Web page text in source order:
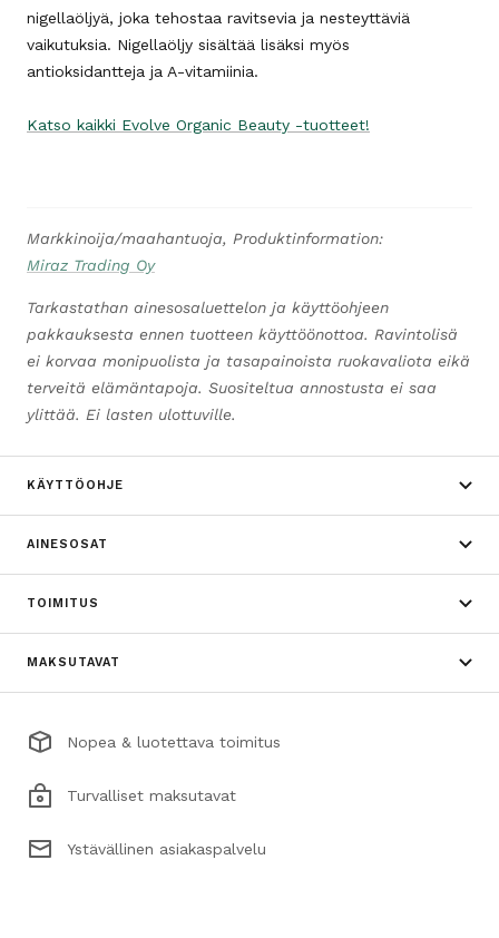
nigellaöljyä, joka tehostaa ravitsevia ja nesteyttäviä
vaikutuksia. Nigellaöljy sisältää lisäksi myös
antioksidantteja ja A-vitamiinia.
Katso kaikki Evolve Organic Beauty -tuotteet!
Markkinoija/maahantuoja, Produktinformation:
Miraz Trading Oy
Tarkastathan ainesosaluettelon ja käyttöohjeen
pakkauksesta ennen tuotteen käyttöönottoa. Ravintolisä
ei korvaa monipuolista ja tasapainoista ruokavaliota eikä
terveitä elämäntapoja. Suositeltua annostusta ei saa
ylittää. Ei lasten ulottuville.
KÄYTTÖOHJE
AINESOSAT
TOIMITUS
MAKSUTAVAT
Nopea & luotettava toimitus
Turvalliset maksutavat
Ystävällinen asiakaspalvelu